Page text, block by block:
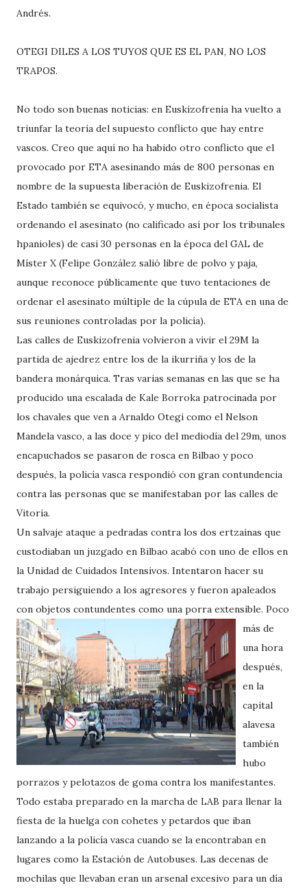
Andrés.
OTEGI DILES A LOS TUYOS QUE ES EL PAN, NO LOS
TRAPOS.
No todo son buenas noticias: en Euskizofrenia ha vuelto a
triunfar la teoría del supuesto conflicto que hay entre
vascos. Creo que aquí no ha habido otro conflicto que el
provocado por ETA asesinando más de 800 personas en
nombre de la supuesta liberación de Euskizofrenia. El
Estado también se equivocó, y mucho, en época socialista
ordenando el asesinato (no calificado así por los tribunales
hpanioles) de casi 30 personas en la época del GAL de
Míster X (Felipe González salió libre de polvo y paja,
aunque reconoce públicamente que tuvo tentaciones de
ordenar el asesinato múltiple de la cúpula de ETA en una de
sus reuniones controladas por la policía).
Las calles de Euskizofrenia volvieron a vivir el 29M la
partida de ajedrez entre los de la ikurriña y los de la
bandera monárquica. Tras varias semanas en las que se ha
producido una escalada de Kale Borroka patrocinada por
los chavales que ven a Arnaldo Otegi como el Nelson
Mandela vasco, a las doce y pico del mediodía del 29m, unos
encapuchados se pasaron de rosca en Bilbao y poco
después, la policía vasca respondió con gran contundencia
contra las personas que se manifestaban por las calles de
Vitoria.
Un salvaje ataque a pedradas contra los dos ertzainas que
custodiaban un juzgado en Bilbao acabó con uno de ellos en
la Unidad de Cuidados Intensivos. Intentaron hacer su
trabajo persiguiendo a los agresores y fueron apaleados
con objetos contundentes como una porra extensible. Poco
más de
una hora
después,
en la
capital
alavesa
también
hubo
porrazos y pelotazos de goma contra los manifestantes.
Todo estaba preparado en la marcha de LAB para llenar la
fiesta de la huelga con cohetes y petardos que iban
lanzando a la policía vasca cuando se la encontraban en
lugares como la Estación de Autobuses. Las decenas de
mochilas que llevaban eran un arsenal excesivo para un día